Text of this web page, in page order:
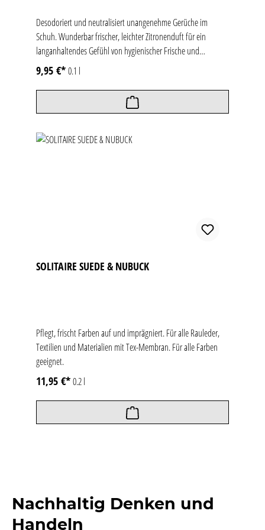
Desodoriert und neutralisiert unangenehme Gerüche im
Schuh. Wunderbar frischer, leichter Zitronenduft für ein
langanhaltendes Gefühl von hygienischer Frische und
Wohlbefinden im Schuh. Ideal für Sport- und Freizeitschuhe,
Ski- und Reitstiefel.
9,95 €*0.1 l
SOLITAIRE SUEDE & NUBUCK
Pflegt, frischt Farben auf und imprägniert. Für alle Rauleder,
Textilien und Materialien mit Tex-Membran. Für alle Farben
geeignet.
11,95 €*0.2 l
Nachhaltig Denken und
Handeln